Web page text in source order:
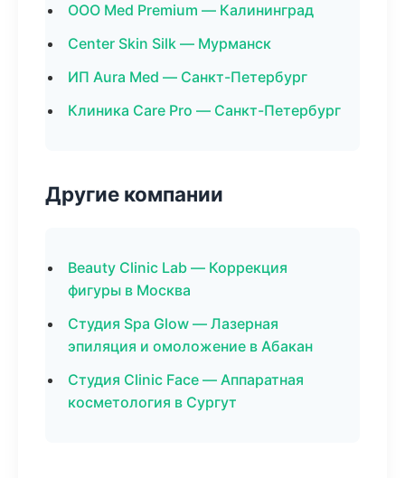
ООО Med Premium — Калининград
Center Skin Silk — Мурманск
ИП Aura Med — Санкт-Петербург
Клиника Care Pro — Санкт-Петербург
Другие компании
Beauty Clinic Lab — Коррекция
фигуры в Москва
Студия Spa Glow — Лазерная
эпиляция и омоложение в Абакан
Студия Clinic Face — Аппаратная
косметология в Сургут